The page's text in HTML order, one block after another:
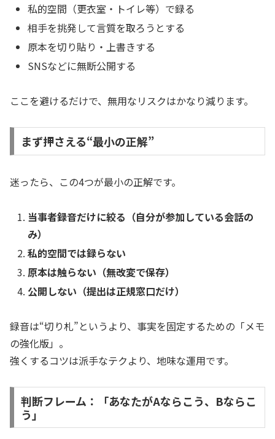
私的空間（更衣室・トイレ等）で録る
相手を挑発して言質を取ろうとする
原本を切り貼り・上書きする
SNSなどに無断公開する
ここを避けるだけで、無用なリスクはかなり減ります。
まず押さえる“最小の正解”
迷ったら、この4つが最小の正解です。
当事者録音だけに絞る（自分が参加している会話の
み）
私的空間では録らない
原本は触らない（無改変で保存）
公開しない（提出は正規窓口だけ）
録音は“切り札”というより、事実を固定するための「メモ
の強化版」。
強くするコツは派手なテクより、地味な運用です。
判断フレーム：「あなたがAならこう、Bならこ
う」